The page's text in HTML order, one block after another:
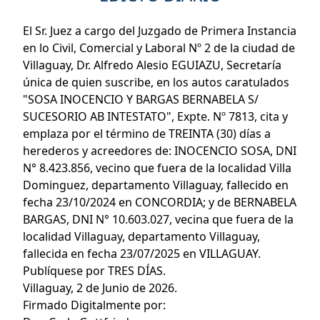
El Sr. Juez a cargo del Juzgado de Primera Instancia
en lo Civil, Comercial y Laboral Nº 2 de la ciudad de
Villaguay, Dr. Alfredo Alesio EGUIAZU, Secretaría
única de quien suscribe, en los autos caratulados
"SOSA INOCENCIO Y BARGAS BERNABELA S/
SUCESORIO AB INTESTATO", Expte. Nº 7813, cita y
emplaza por el término de TREINTA (30) días a
herederos y acreedores de: INOCENCIO SOSA, DNI
N° 8.423.856, vecino que fuera de la localidad Villa
Dominguez, departamento Villaguay, fallecido en
fecha 23/10/2024 en CONCORDIA; y de BERNABELA
BARGAS, DNI N° 10.603.027, vecina que fuera de la
localidad Villaguay, departamento Villaguay,
fallecida en fecha 23/07/2025 en VILLAGUAY.
Publíquese por TRES DÍAS.
Villaguay, 2 de Junio de 2026.
Firmado Digitalmente por: